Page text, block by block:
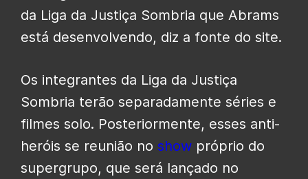
da Liga da Justiça Sombria que Abrams
está desenvolvendo, diz a fonte do site.
Os integrantes da Liga da Justiça
Sombria terão separadamente séries e
filmes solo. Posteriormente, esses anti-
heróis se reunião no show próprio do
supergrupo, que será lançado no